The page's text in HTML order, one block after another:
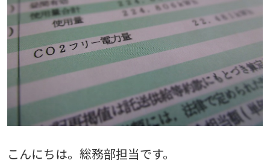
こんにちは。総務部担当です。